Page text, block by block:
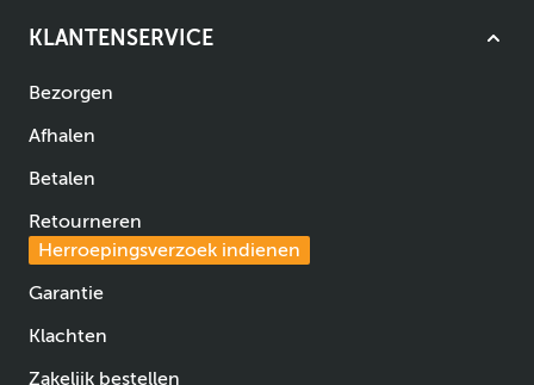
KLANTENSERVICE
Bezorgen
Afhalen
Betalen
Retourneren
Herroepingsverzoek indienen
Garantie
Klachten
Zakelijk bestellen